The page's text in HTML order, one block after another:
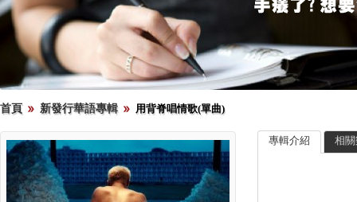
首頁 新發行華語專輯 用背脊唱情歌(單曲)
專輯介紹 相